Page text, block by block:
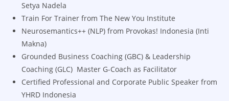
Setya Nadela
Train For Trainer from The New You Institute
Neurosemantics++ (NLP) from Provokas! Indonesia (Inti
Makna)
Grounded Business Coaching (GBC) & Leadership
Coaching (GLC) Master G-Coach as Facilitator
Certified Professional and Corporate Public Speaker from
YHRD Indonesia